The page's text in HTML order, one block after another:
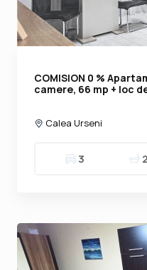
COMISION 0 %
camere, 66 mp + loc
Calea Urseni
3 2